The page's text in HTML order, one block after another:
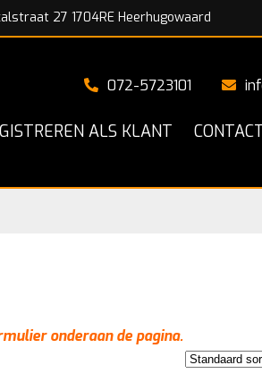
27 1704RE Heerhugowaard
072-5723101
ALS KLANT
onderaan de pagina.